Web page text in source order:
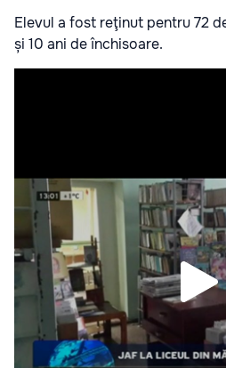
Elevul a fost reţinut pentru 72
și 10 ani de închisoare.